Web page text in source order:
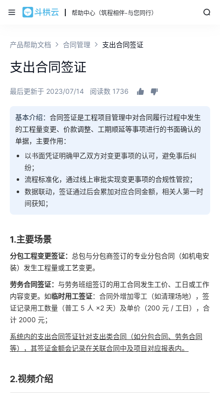
帮助中心（筑程相伴-与您同行）
产品帮助文档 合同管理 支出合同签证
支出合同签证
最后更新于 2023/07/14 阅读数 1736
基本介绍： 合同签证是工程项目管理中对合同履行过程中发生
的工程量变更、价款调整、工期顺延等事项进行的书面确认的
单据，主要作用：
以书面凭证明确甲乙双方对变更事项的认可，避免事后纠
纷；
流程标准化，通过线上审批实现变更事项的合规性管控；
数据联动，签证通过后会累加对应合同金额，相关人第一时
间获知；
1.主要场景
分包工程变更签证： 总包与分包商签订的专业分包合同（如机电安
装）发生工程量或工艺变更。
劳务合同签证： 与劳务班组签订的用工合同发生工价、工日或工作
内容变更。如临时用工签证：合同外增加零工（如清理场地），签
证记录用工数量（普工 5 人 ×2 天）及单价（200 元 / 工日），合
计 2000 元；
系统内的支出合同签证针对支出类合同（如分包合同、劳务合同
等），其签证金额会记录在关联合同中及项目对应报表内。
2.视频介绍